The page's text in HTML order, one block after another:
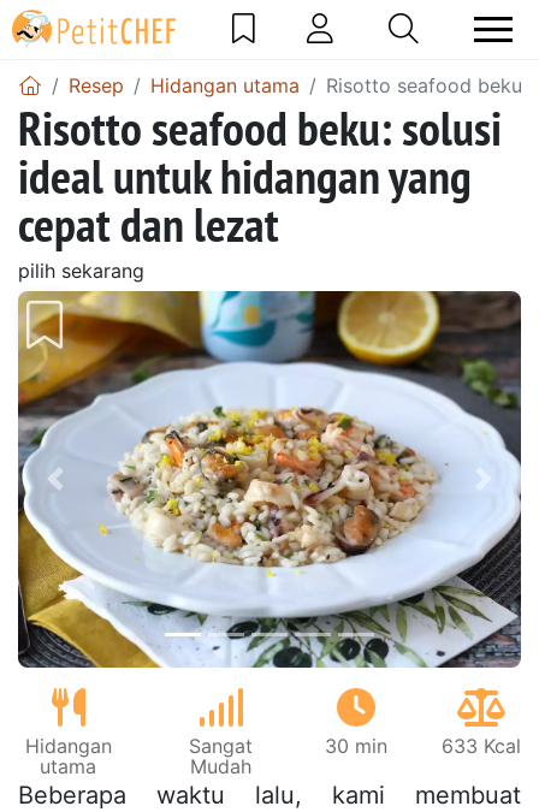
Resep Hidangan utama Risotto seafood beku:
Risotto seafood beku: solusi
ideal untuk hidangan yang
cepat dan lezat
pilih sekarang
Sebelumnya
Hidangan
utama
Sangat
Mudah
30 min 633 Kcal
Beberapa waktu lalu, kami membuat